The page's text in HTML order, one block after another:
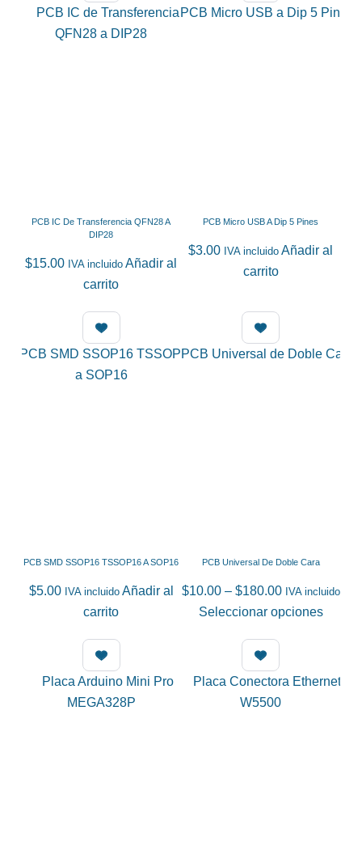
PCB IC De Transferencia QFN28 A
DIP28
$15.00 IVA incluido Añadir al
carrito
PCB Micro USB A Dip 5 Pines
$3.00 IVA incluido Añadir al
carrito
PCB SMD SSOP16 TSSOP16 A SOP16
$5.00 IVA incluido Añadir al
carrito
PCB Universal De Doble Cara
$10.00 – $180.00Price
range:
$180.00
IVA incluido
Seleccionar opcionesEste